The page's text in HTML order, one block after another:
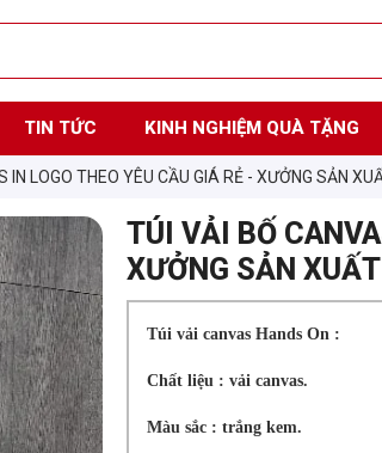
TIN TỨC KINH NGHIỆM QUÀ TẶNG
IN LOGO THEO YÊU CẦU GIÁ RẺ - XƯỞNG SẢN
TÚI VẢI BỐ
XƯỞNG SẢN
Túi vải canvas Hands On :
Chất liệu : vải canvas.
Màu sắc : trắng kem.